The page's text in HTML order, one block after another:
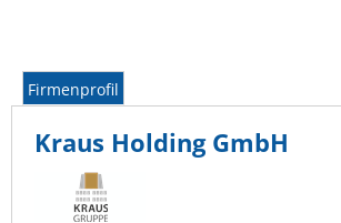
Firmenprofil
Kraus Holding GmbH